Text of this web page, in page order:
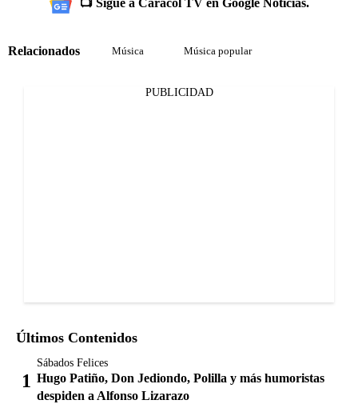
📺 Sigue a Caracol TV en Google Noticias.
Relacionados Música Música popular
PUBLICIDAD
Últimos Contenidos
Sábados Felices
Hugo Patiño, Don Jediondo, Polilla y más humoristas
despiden a Alfonso Lizarazo